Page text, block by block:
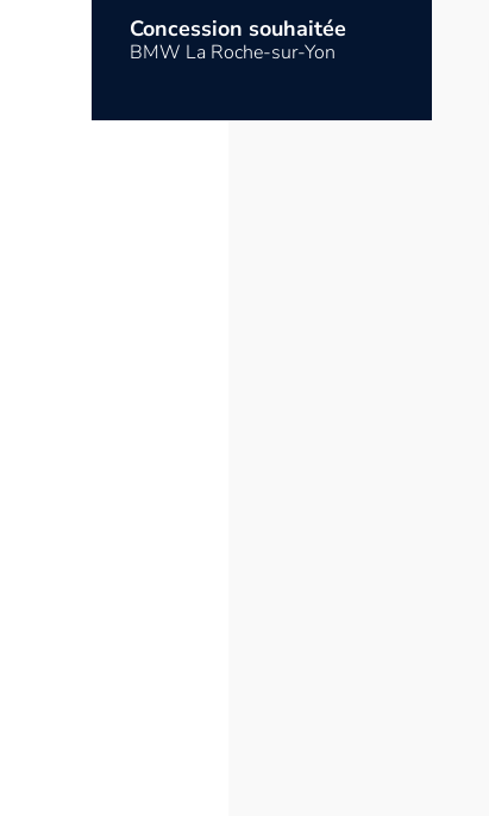
Concession souhaitée
BMW La Roche-sur-Yon